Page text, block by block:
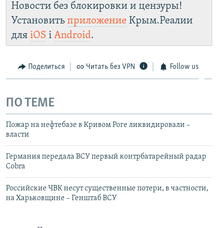
Новости без блокировки и цензуры!
Установить приложение Крым.Реалии
для iOS і Android.
Поделиться Читать без VPN Follow us
ПО ТЕМЕ
Пожар на нефтебазе в Кривом Роге ликвидировали –
власти
Германия передала ВСУ первый контрбатарейный радар
Cobra
Российские ЧВК несут существенные потери, в частности,
на Харьковщине – Генштаб ВСУ